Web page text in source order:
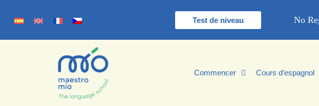
Test de niveau No
Commencer Cours d’espagnol